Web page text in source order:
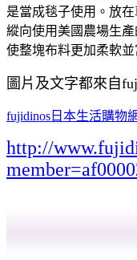
是當成毯子使用。放
縱向使用美國農場生產
使整塊布料更加柔軟並
圖片及文字都來自
fujidinos日本生活購物
http://